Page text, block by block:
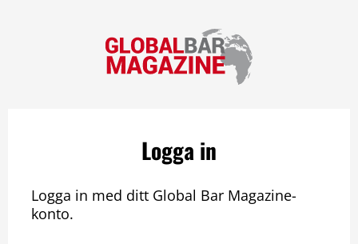
Logga in
Logga in med ditt Global Bar Magazine-
konto.